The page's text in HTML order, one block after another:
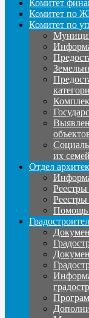
Комитет
Комитет по
Комитет по
их семей
Отдел
Реестры
Помощь